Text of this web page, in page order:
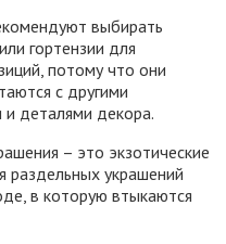
выбирать
гортензии для
потому что они
с другими
деталями декора.
– это экзотические
раздельных украшений
в которую втыкаются